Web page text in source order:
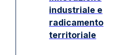
industriale e
radicamento
territoriale